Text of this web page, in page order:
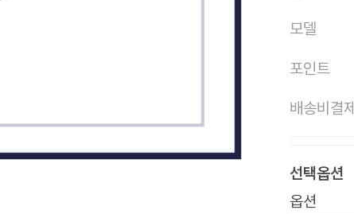
모델
포인트
배송비결제
선택옵션
옵션